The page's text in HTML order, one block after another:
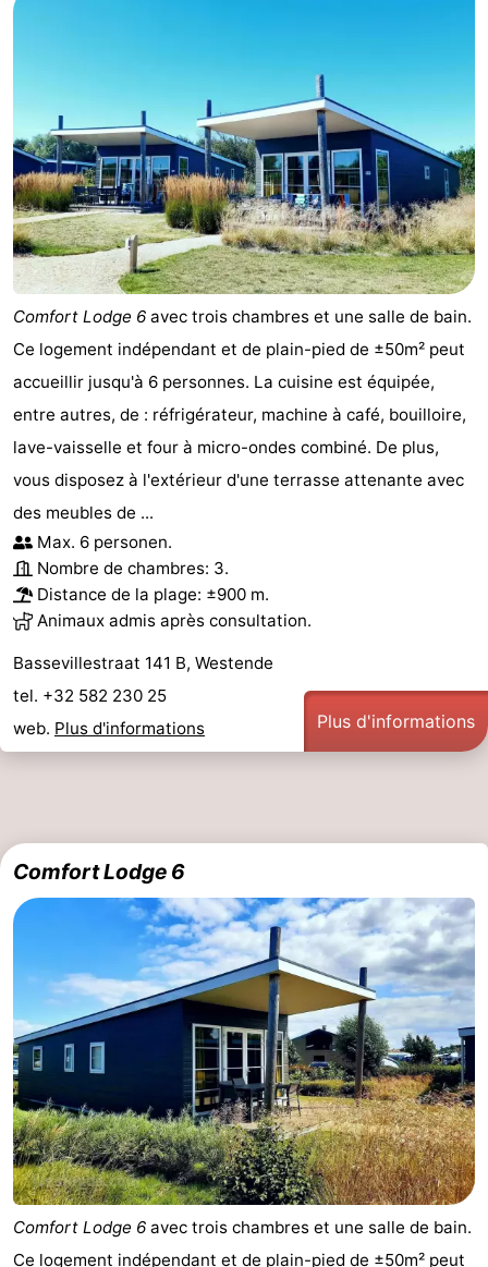
Comfort Lodge 6 avec trois chambres et une salle de bain.
Ce logement indépendant et de plain-pied de ±50m² peut
accueillir jusqu'à 6 personnes. La cuisine est équipée,
entre autres, de : réfrigérateur, machine à café, bouilloire,
lave-vaisselle et four à micro-ondes combiné. De plus,
vous disposez à l'extérieur d'une terrasse attenante avec
des meubles de ...
Max. 6 personen.
Nombre de chambres: 3.
Distance de la plage: ±900 m.
Animaux admis après consultation.
Bassevillestraat 141 B, Westende
tel. +32 582 230 25
web. Plus d'informations Plus d'informations
Comfort Lodge 6
Comfort Lodge 6 avec trois chambres et une salle de bain.
Ce logement indépendant et de plain-pied de ±50m² peut